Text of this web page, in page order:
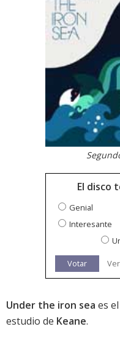
El disco
Genial
Interesante
Votar
Under the iron sea es
estudio de Keane.